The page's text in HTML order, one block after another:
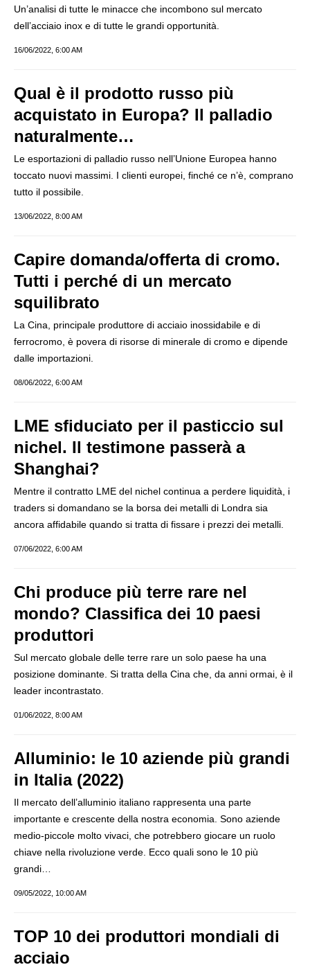
Un’analisi di tutte le minacce che incombono sul mercato
dell’acciaio inox e di tutte le grandi opportunità.
16/06/2022, 6:00 AM
Qual è il prodotto russo più
acquistato in Europa? Il palladio
naturalmente…
Le esportazioni di palladio russo nell’Unione Europea hanno
toccato nuovi massimi. I clienti europei, finché ce n’è, comprano
tutto il possibile.
13/06/2022, 8:00 AM
Capire domanda/offerta di cromo.
Tutti i perché di un mercato
squilibrato
La Cina, principale produttore di acciaio inossidabile e di
ferrocromo, è povera di risorse di minerale di cromo e dipende
dalle importazioni.
08/06/2022, 6:00 AM
LME sfiduciato per il pasticcio sul
nichel. Il testimone passerà a
Shanghai?
Mentre il contratto LME del nichel continua a perdere liquidità, i
traders si domandano se la borsa dei metalli di Londra sia
ancora affidabile quando si tratta di fissare i prezzi dei metalli.
07/06/2022, 6:00 AM
Chi produce più terre rare nel
mondo? Classifica dei 10 paesi
produttori
Sul mercato globale delle terre rare un solo paese ha una
posizione dominante. Si tratta della Cina che, da anni ormai, è il
leader incontrastato.
01/06/2022, 8:00 AM
Alluminio: le 10 aziende più grandi
in Italia (2022)
Il mercato dell’alluminio italiano rappresenta una parte
importante e crescente della nostra economia. Sono aziende
medio-piccole molto vivaci, che potrebbero giocare un ruolo
chiave nella rivoluzione verde. Ecco quali sono le 10 più
grandi…
09/05/2022, 10:00 AM
TOP 10 dei produttori mondiali di
acciaio